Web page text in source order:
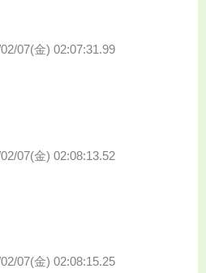
07(金) 02:07:31.99
07(金) 02:08:13.52
07(金) 02:08:15.25